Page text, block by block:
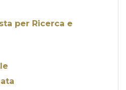
per Ricerca e